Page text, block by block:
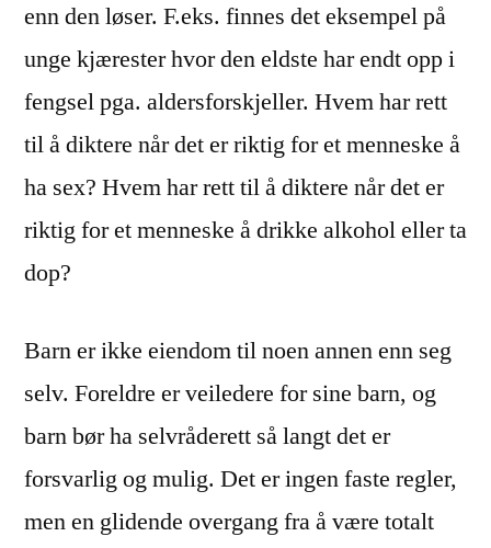
enn den løser. F.eks. finnes det eksempel på
unge kjærester hvor den eldste har endt opp i
fengsel pga. aldersforskjeller. Hvem har rett
til å diktere når det er riktig for et menneske å
ha sex? Hvem har rett til å diktere når det er
riktig for et menneske å drikke alkohol eller ta
dop?
Barn er ikke eiendom til noen annen enn seg
selv. Foreldre er veiledere for sine barn, og
barn bør ha selvråderett så langt det er
forsvarlig og mulig. Det er ingen faste regler,
men en glidende overgang fra å være totalt